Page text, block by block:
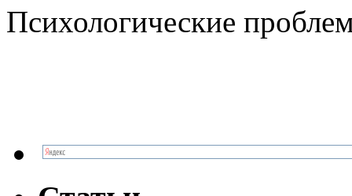
Психологические